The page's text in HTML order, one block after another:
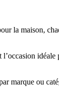
la maison,
l’occasion
marque ou